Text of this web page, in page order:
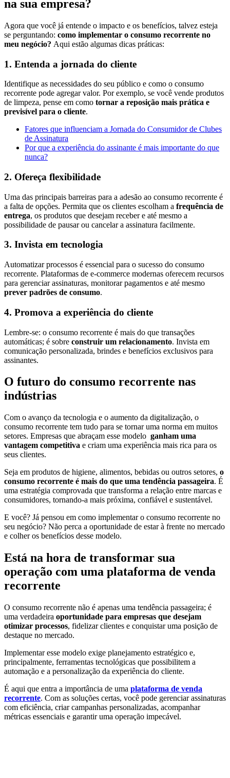
na sua empresa?
Agora que você já entende o impacto e os benefícios, talvez esteja
se perguntando: como implementar o consumo recorrente no
meu negócio? Aqui estão algumas dicas práticas:
1. Entenda a jornada do cliente
Identifique as necessidades do seu público e como o consumo
recorrente pode agregar valor. Por exemplo, se você vende produtos
de limpeza, pense em como tornar a reposição mais prática e
previsível para o cliente.
Fatores que influenciam a Jornada do Consumidor de Clubes
de Assinatura
Por que a experiência do assinante é mais importante do que
nunca?
2. Ofereça flexibilidade
Uma das principais barreiras para a adesão ao consumo recorrente é
a falta de opções. Permita que os clientes escolham a frequência de
entrega, os produtos que desejam receber e até mesmo a
possibilidade de pausar ou cancelar a assinatura facilmente.
3. Invista em tecnologia
Automatizar processos é essencial para o sucesso do consumo
recorrente. Plataformas de e-commerce modernas oferecem recursos
para gerenciar assinaturas, monitorar pagamentos e até mesmo
prever padrões de consumo.
4. Promova a experiência do cliente
Lembre-se: o consumo recorrente é mais do que transações
automáticas; é sobre construir um relacionamento. Invista em
comunicação personalizada, brindes e benefícios exclusivos para
assinantes.
O futuro do consumo recorrente nas
indústrias
Com o avanço da tecnologia e o aumento da digitalização, o
consumo recorrente tem tudo para se tornar uma norma em muitos
setores. Empresas que abraçam esse modelo ganham uma
vantagem competitiva e criam uma experiência mais rica para os
seus clientes.
Seja em produtos de higiene, alimentos, bebidas ou outros setores, o
consumo recorrente é mais do que uma tendência passageira. É
uma estratégia comprovada que transforma a relação entre marcas e
consumidores, tornando-a mais próxima, confiável e sustentável.
E você? Já pensou em como implementar o consumo recorrente no
seu negócio? Não perca a oportunidade de estar à frente no mercado
e colher os benefícios desse modelo.
Está na hora de transformar sua
operação com uma plataforma de venda
recorrente
O consumo recorrente não é apenas uma tendência passageira; é
uma verdadeira oportunidade para empresas que desejam
otimizar processos, fidelizar clientes e conquistar uma posição de
destaque no mercado.
Implementar esse modelo exige planejamento estratégico e,
principalmente, ferramentas tecnológicas que possibilitem a
automação e a personalização da experiência do cliente.
É aqui que entra a importância de uma plataforma de venda
recorrente. Com as soluções certas, você pode gerenciar assinaturas
com eficiência, criar campanhas personalizadas, acompanhar
métricas essenciais e garantir uma operação impecável.